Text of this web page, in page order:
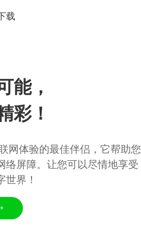
载
能，
彩！
网体验的最佳伴侣，它帮助您
络屏障。让您可以尽情地享受
界！